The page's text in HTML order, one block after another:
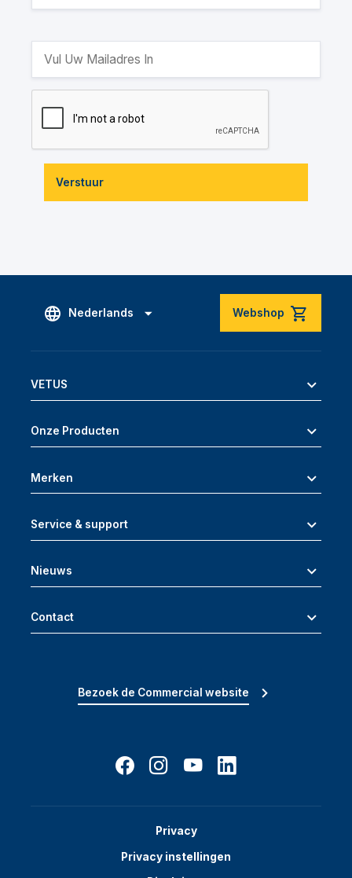
Verstuur
Nederlands Webshop
VETUS
Onze Producten
Merken
Service & support
Nieuws
Contact
Bezoek de Commercial website
Privacy
Privacy instellingen